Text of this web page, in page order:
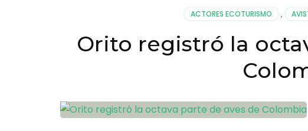
ACTORES ECOTURISMO ,
Orito registró la